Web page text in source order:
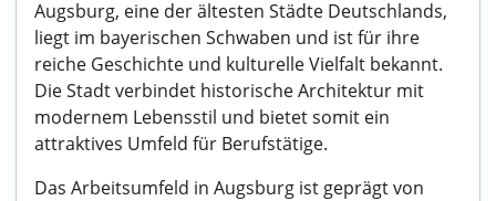
Augsburg, eine der ältesten Städte Deutschlands,
liegt im bayerischen Schwaben und ist für ihre
reiche Geschichte und kulturelle Vielfalt bekannt.
Die Stadt verbindet historische Architektur mit
modernem Lebensstil und bietet somit ein
attraktives Umfeld für Berufstätige.
Das Arbeitsumfeld in Augsburg ist geprägt von